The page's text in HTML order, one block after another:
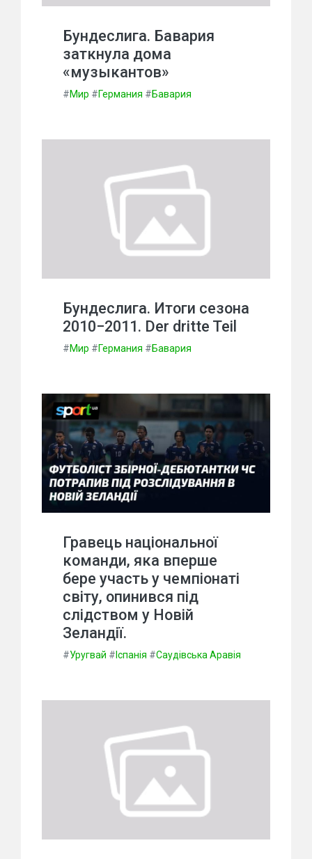
Бундеслига. Бавария
заткнула дома
«музыкантов»
#Мир #Германия #Бавария
Бундеслига. Итоги сезона
2010−2011. Der dritte Teil
#Мир #Германия #Бавария
Гравець національної
команди, яка вперше
бере участь у чемпіонаті
світу, опинився під
слідством у Новій
Зеландії.
#Уругвай # Іспанія #Саудівська Аравія